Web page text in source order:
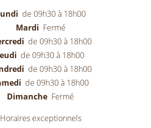
de 09h30 à 18h00
Mardi Fermé
de 09h30 à 18h00
de 09h30 à 18h00
de 09h30 à 18h00
de 09h30 à 18h00
Dimanche Fermé
Horaires exceptionnels